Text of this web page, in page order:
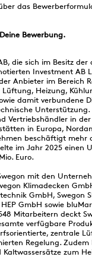
das
Bewerbung.
die sich im Besitz der
Investment AB
Anbieter im Bereich
Heizung,
damit verbundene
Unterstützung.
Vertriebshändler in
in Europa,
beschäftigt mehr
im Jahr 2025 einen
Euro.
mit den
Klimadecken
GmbH, Swegon
GmbH sowie
Mitarbeitern deckt
verfügbare
zentrale
Regelung. Zudem
zum